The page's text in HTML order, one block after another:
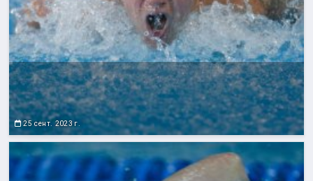
25 сент. 2023 г.